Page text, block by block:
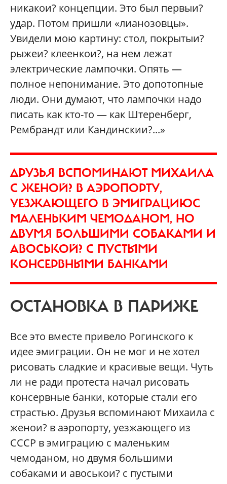
никакои? концепции. Это был первыи?
удар. Потом пришли «лианозовцы».
Увидели мою картину: стол, покрытыи?
рыжеи? клеенкои?, на нем лежат
электрические лампочки. Опять —
полное непонимание. Это допотопные
люди. Они думают, что лампочки надо
писать как кто-то — как Штеренберг,
Рембрандт или Кандинскии?...»
ДРУЗЬЯ ВСПОМИНАЮТ МИХАИЛА
С ЖЕНОЙ? В АЭРОПОРТУ,
УЕЗЖАЮЩЕГО В ЭМИГРАЦИЮС
МАЛЕНЬКИМ ЧЕМОДАНОМ, НО
ДВУМЯ БОЛЬШИМИ СОБАКАМИ И
АВОСЬКОЙ? С ПУСТЫМИ
КОНСЕРВНЫМИ БАНКАМИ
ОСТАНОВКА В ПАРИЖЕ
Все это вместе привело Рогинского к
идее эмиграции. Он не мог и не хотел
рисовать сладкие и красивые вещи. Чуть
ли не ради протеста начал рисовать
консервные банки, которые стали его
страстью. Друзья вспоминают Михаила с
женои? в аэропорту, уезжающего из
СССР в эмиграцию с маленьким
чемоданом, но двумя большими
собаками и авоськои? с пустыми